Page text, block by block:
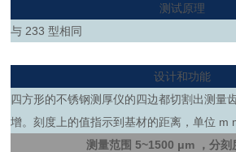
测试原理
与 233 型相同
设计和功能
四方形的不锈钢测厚仪的四边都切割出测量
增。刻度上的值指示到基材的距离，单位 m
测量范围 5~1500 μm ，分刻